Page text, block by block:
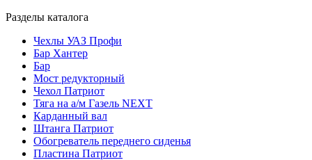
Разделы каталога
Чехлы УАЗ Профи
Бар Хантер
Бар
Мост редукторный
Чехол Патриот
Тяга на а/м Газель NEXT
Карданный вал
Штанга Патриот
Обогреватель переднего сиденья
Пластина Патриот